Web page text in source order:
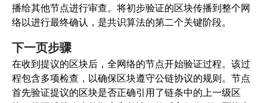
播给其他节点进行审查。将初步验证的区块传播到整个网
络以进行最终确认，是共识算法的第二个关键阶段。
下一页步骤
在收到提议的区块后，全网络的节点开始验证过程。该过
程包含多项检查，以确保区块遵守公链协议的规则。节点
首先验证提议的区块是否正确引用了链条中的上一级区